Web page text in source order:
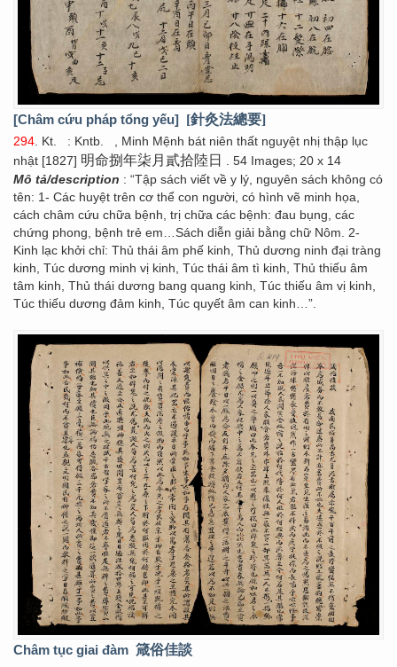
[Châm cứu pháp tổng yếu] [針灸法總要]
294 . Kt. : Kntb.
, Minh Mệnh bát niên thất nguyệt nhị thập lục
nhật [1827] 明命捌年柒月貳拾陸日
. 54 Images; 20 x 14
Mô tả/description : “Tập sách viết về y lý, nguyên sách không có
tên: 1- Các huyệt trên cơ thể con người, có hình vẽ minh họa,
cách châm cứu chữa bệnh, trị chữa các bệnh: đau bụng, các
chứng phong, bệnh trẻ em…Sách diễn giải bằng chữ Nôm. 2-
Kinh lạc khởi chỉ: Thủ thái âm phế kinh, Thủ dương ninh đại tràng
kinh, Túc dương minh vị kinh, Túc thái âm tì kinh, Thủ thiếu âm
tâm kinh, Thủ thái dương bang quang kinh, Túc thiếu âm vị kinh,
Túc thiếu dương đảm kinh, Túc quyết âm can kinh…”.
Châm tục giai đàm 箴俗佳談